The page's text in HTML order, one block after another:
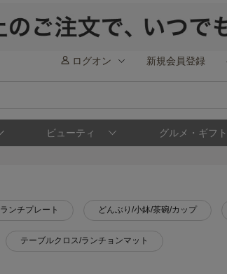
ログオン 新規会員登録
ビューティ グルメ・ギフト
ランチプレート どんぶり/小鉢/茶碗/カップ
テーブルクロス/ランチョンマット